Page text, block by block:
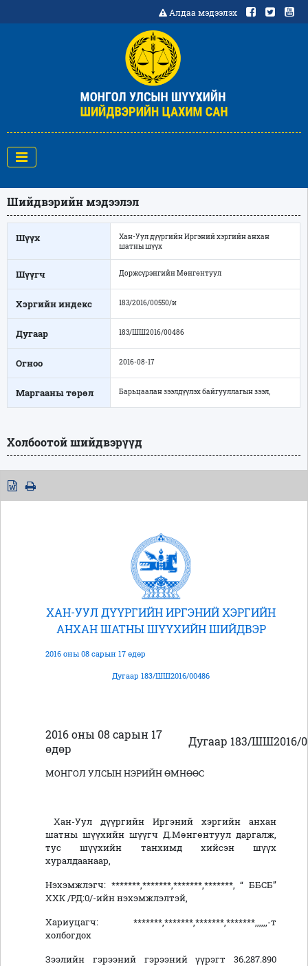
Алдаа мэдээлэх
Шийдвэрийн мэдээлэл
Шүүх
Хан-Уул дүүргийн Иргэний хэргийн анхан
шатны шүүх
Шүүгч Доржсүрэнгийн Мөнгөнтуул
Хэргийн индекс 183/2016/00550/и
Дугаар 183/ШШ2016/00486
Огноо 2016-08-17
Маргааны төрөл Барьцаалан зээлдүүлэх байгууллагын зээл,
Холбоотой шийдвэрүүд
ХАН-УУЛ ДҮҮРГИЙН ИРГЭНИЙ ХЭРГИЙН
АНХАН ШАТНЫ ШҮҮХИЙН ШИЙДВЭР
2016 оны 08 сарын 17 өдөр
Дугаар 183/ШШ2016/00486
2016 оны 08 сарын 17
өдөр
Дугаар 183/ШШ2016/
МОНГОЛ УЛСЫН НЭРИЙН ӨМНӨӨС
Хан-Уул дүүргийн Иргэний хэргийн анхан
шатны шүүхийн шүүгч Д.Мөнгөнтуул даргалж,
тус шүүхийн танхимд хийсэн шүүх
хуралдаанаар,
Нэхэмжлэгч: *******,*******,*******,*******, “ ББСБ”
ХХК /РД:0/-ийн нэхэмжлэлтэй,
Хариуцагч: *******,*******,*******,*******,,,,,,-т
холбогдох
Зээлийн гэрээний гэрээний үүрэгт 36.287.890